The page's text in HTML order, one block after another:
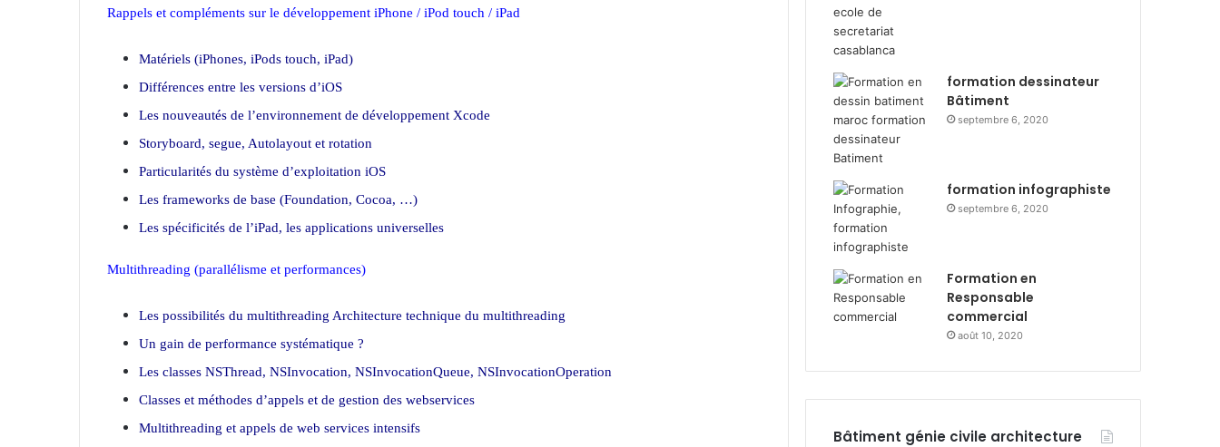
Rappels et compléments sur le développement iPhone / iPod touch / iPad
Matériels (iPhones, iPods touch, iPad)
Différences entre les versions d’iOS
Les nouveautés de l’environnement de développement Xcode
Storyboard, segue, Autolayout et rotation
Particularités du système d’exploitation iOS
Les frameworks de base (Foundation, Cocoa, …)
Les spécificités de l’iPad, les applications universelles
Multithreading (parallélisme et performances)
Les possibilités du multithreading Architecture technique du multithreading
Un gain de performance systématique ?
Les classes NSThread, NSInvocation, NSInvocationQueue, NSInvocationOperation
Classes et méthodes d’appels et de gestion des webservices
Multithreading et appels de web services intensifs
formation dessinateur
Bâtiment
septembre 6, 2020
formation infographiste
septembre 6, 2020
Formation en
Responsable
commercial
août 10, 2020
Bâtiment génie civile architecture